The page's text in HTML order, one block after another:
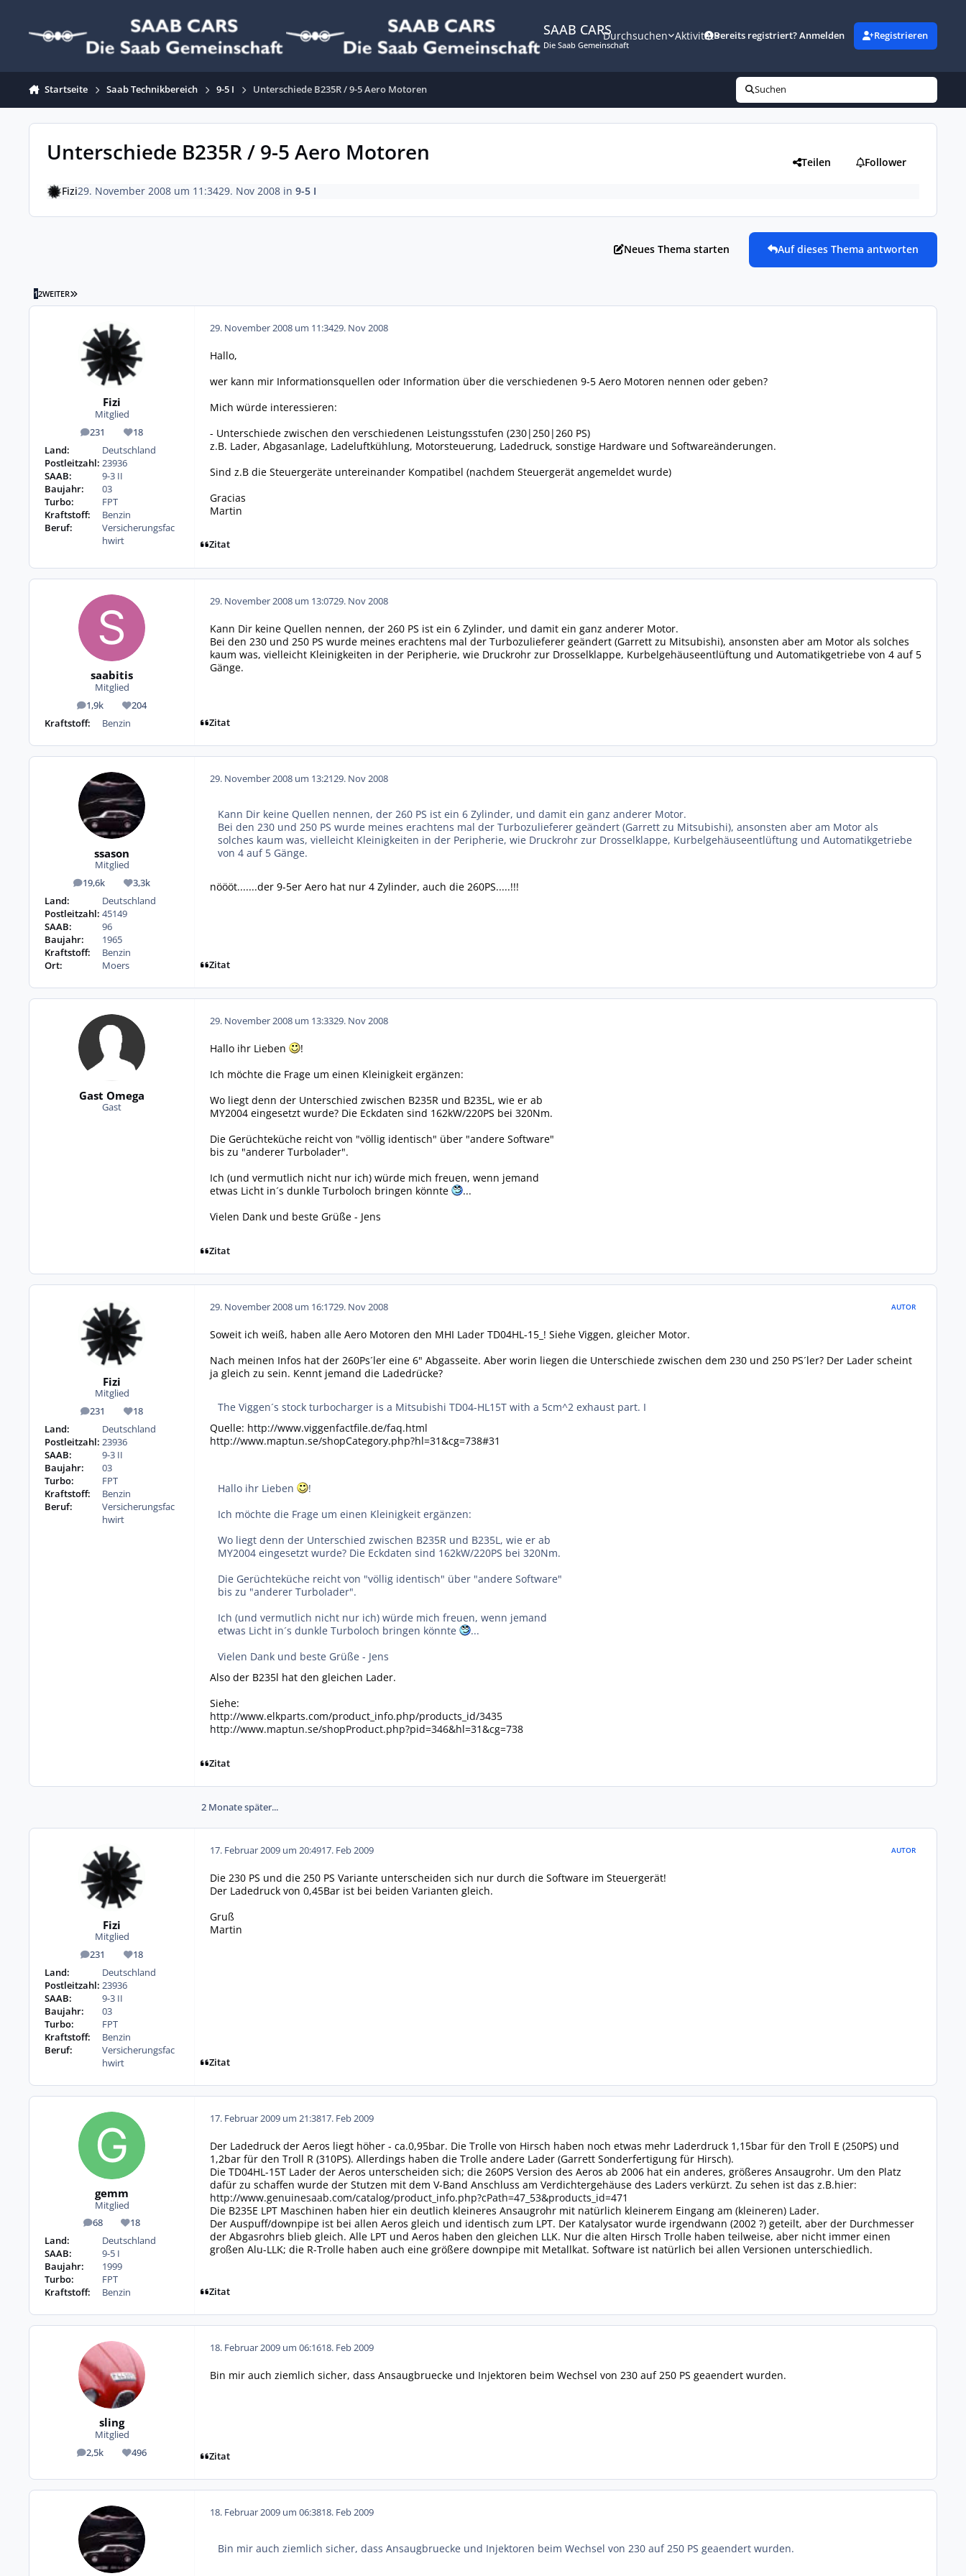
SAAB CARS
Die Saab Gemeinschaft
Durchsuchen AktivitätBereits registriert? Anmelden Registrieren
Startseite Saab Technikbereich 9-5 I Unterschiede B235R / 9-5 Aero Motoren Suchen
Unterschiede B235R / 9-5 Aero Motoren Teilen Follower
Fizi29. November 2008 um 11:3429. Nov 2008in 9-5 I
Neues Thema starten Auf dieses Thema antworten
12WEITER LETZTE SEITE
Fizi
Mitglied
231
Beiträge 18
Reputation
Land:
Deutschland
Postleitzahl: 23936
SAAB:
9-3 II
Baujahr:
03
Turbo:
FPT
Kraftstoff:
Benzin
Beruf:
Versicherungsfac
hwirt
29. November 2008 um 11:3429. Nov 2008
Hallo,
wer kann mir Informationsquellen oder Information über die verschiedenen 9-5 Aero Motoren nennen oder geben?
Mich würde interessieren:
- Unterschiede zwischen den verschiedenen Leistungsstufen (230|250|260 PS)
z.B. Lader, Abgasanlage, Ladeluftkühlung, Motorsteuerung, Ladedruck, sonstige Hardware und Softwareänderungen.
Sind z.B die Steuergeräte untereinander Kompatibel (nachdem Steuergerät angemeldet wurde)
Gracias
Martin
Zitat
saabitis
Mitglied
1,9k
Beiträge 204
Reputation
Kraftstoff:
Benzin
29. November 2008 um 13:0729. Nov 2008
Kann Dir keine Quellen nennen, der 260 PS ist ein 6 Zylinder, und damit ein ganz anderer Motor.
Bei den 230 und 250 PS wurde meines erachtens mal der Turbozulieferer geändert (Garrett zu Mitsubishi), ansonsten aber am Motor als solches
kaum was, vielleicht Kleinigkeiten in der Peripherie, wie Druckrohr zur Drosselklappe, Kurbelgehäuseentlüftung und Automatikgetriebe von 4 auf 5
Gänge.
Zitat
ssason
Mitglied
19,6k
Beiträge 3,3k
Reputation
Land:
Deutschland
Postleitzahl: 45149
SAAB:
96
Baujahr:
1965
Kraftstoff:
Benzin
Ort:
Moers
29. November 2008 um 13:2129. Nov 2008
Kann Dir keine Quellen nennen, der 260 PS ist ein 6 Zylinder, und damit ein ganz anderer Motor.
Bei den 230 und 250 PS wurde meines erachtens mal der Turbozulieferer geändert (Garrett zu Mitsubishi), ansonsten aber am Motor als
solches kaum was, vielleicht Kleinigkeiten in der Peripherie, wie Druckrohr zur Drosselklappe, Kurbelgehäuseentlüftung und Automatikgetriebe
von 4 auf 5 Gänge.
nöööt.......der 9-5er Aero hat nur 4 Zylinder, auch die 260PS.....!!!
Zitat
Gast Omega
Gast
29. November 2008 um 13:3329. Nov 2008
Hallo ihr Lieben
!
Ich möchte die Frage um einen Kleinigkeit ergänzen:
Wo liegt denn der Unterschied zwischen B235R und B235L, wie er ab
MY2004 eingesetzt wurde? Die Eckdaten sind 162kW/220PS bei 320Nm.
Die Gerüchteküche reicht von "völlig identisch" über "andere Software"
bis zu "anderer Turbolader".
Ich (und vermutlich nicht nur ich) würde mich freuen, wenn jemand
etwas Licht in´s dunkle Turboloch bringen könnte
...
Vielen Dank und beste Grüße - Jens
Zitat
Fizi
Mitglied
231
Beiträge 18
Reputation
Land:
Deutschland
Postleitzahl: 23936
SAAB:
9-3 II
Baujahr:
03
Turbo:
FPT
Kraftstoff:
Benzin
Beruf:
Versicherungsfac
hwirt
29. November 2008 um 16:1729. Nov 2008 AUTOR
Soweit ich weiß, haben alle Aero Motoren den MHI Lader TD04HL-15_! Siehe Viggen, gleicher Motor.
Nach meinen Infos hat der 260Ps´ler eine 6" Abgasseite. Aber worin liegen die Unterschiede zwischen dem 230 und 250 PS´ler? Der Lader scheint
ja gleich zu sein. Kennt jemand die Ladedrücke?
The Viggen´s stock turbocharger is a Mitsubishi TD04-HL15T with a 5cm^2 exhaust part. I
Quelle: http://www.viggenfactfile.de/faq.html
http://www.maptun.se/shopCategory.php?hl=31&cg=738#31
Hallo ihr Lieben
!
Ich möchte die Frage um einen Kleinigkeit ergänzen:
Wo liegt denn der Unterschied zwischen B235R und B235L, wie er ab
MY2004 eingesetzt wurde? Die Eckdaten sind 162kW/220PS bei 320Nm.
Die Gerüchteküche reicht von "völlig identisch" über "andere Software"
bis zu "anderer Turbolader".
Ich (und vermutlich nicht nur ich) würde mich freuen, wenn jemand
etwas Licht in´s dunkle Turboloch bringen könnte
...
Vielen Dank und beste Grüße - Jens
Also der B235l hat den gleichen Lader.
Siehe:
http://www.elkparts.com/product_info.php/products_id/3435
http://www.maptun.se/shopProduct.php?pid=346&hl=31&cg=738
Zitat
2 Monate später...
Fizi
Mitglied
231
Beiträge 18
Reputation
Land:
Deutschland
Postleitzahl: 23936
SAAB:
9-3 II
Baujahr:
03
Turbo:
FPT
Kraftstoff:
Benzin
Beruf:
Versicherungsfac
hwirt
17. Februar 2009 um 20:4917. Feb 2009 AUTOR
Die 230 PS und die 250 PS Variante unterscheiden sich nur durch die Software im Steuergerät!
Der Ladedruck von 0,45Bar ist bei beiden Varianten gleich.
Gruß
Martin
Zitat
gemm
Mitglied
68
Beiträge 18
Reputation
Land:
Deutschland
SAAB:
9-5 I
Baujahr:
1999
Turbo:
FPT
Kraftstoff:
Benzin
17. Februar 2009 um 21:3817. Feb 2009
Der Ladedruck der Aeros liegt höher - ca.0,95bar. Die Trolle von Hirsch haben noch etwas mehr Laderdruck 1,15bar für den Troll E (250PS) und
1,2bar für den Troll R (310PS). Allerdings haben die Trolle andere Lader (Garrett Sonderfertigung für Hirsch).
Die TD04HL-15T Lader der Aeros unterscheiden sich; die 260PS Version des Aeros ab 2006 hat ein anderes, größeres Ansaugrohr. Um den Platz
dafür zu schaffen wurde der Stutzen mit dem V-Band Anschluss am Verdichtergehäuse des Laders verkürzt. Zu sehen ist das z.B.hier:
http://www.genuinesaab.com/catalog/product_info.php?cPath=47_53&products_id=471
Die B235E LPT Maschinen haben hier ein deutlich kleineres Ansaugrohr mit natürlich kleinerem Eingang am (kleineren) Lader.
Der Auspuff/downpipe ist bei allen Aeros gleich und identisch zum LPT. Der Katalysator wurde irgendwann (2002 ?) geteilt, aber der Durchmesser
der Abgasrohrs blieb gleich. Alle LPT und Aeros haben den gleichen LLK. Nur die alten Hirsch Trolle haben teilweise, aber nicht immer einen
großen Alu-LLK; die R-Trolle haben auch eine größere downpipe mit Metallkat. Software ist natürlich bei allen Versionen unterschiedlich.
Zitat
sling
Mitglied
2,5k
Beiträge 496
Reputation
18. Februar 2009 um 06:1618. Feb 2009
Bin mir auch ziemlich sicher, dass Ansaugbruecke und Injektoren beim Wechsel von 230 auf 250 PS geaendert wurden.
Zitat
18. Februar 2009 um 06:3818. Feb 2009
Bin mir auch ziemlich sicher, dass Ansaugbruecke und Injektoren beim Wechsel von 230 auf 250 PS geaendert wurden.